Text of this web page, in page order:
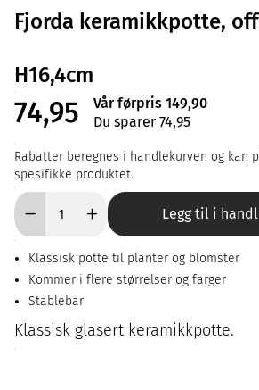
Fjorda keramikkpotte,
H16,4cm
74,95
Vår førpris 149,90
Du sparer 74,95
Rabatter beregnes i handlekurven og kan
spesifikke produktet.
Legg til i
Klassisk potte til planter og blomster
Kommer i flere størrelser og farger
Stablebar
Klassisk glasert keramikkpotte.